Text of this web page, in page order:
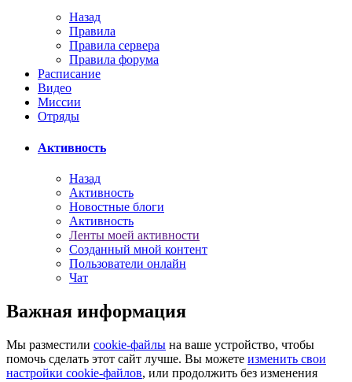
Назад
Правила
Правила сервера
Правила форума
Расписание
Видео
Миссии
Отряды
Активность
Назад
Активность
Новостные блоги
Активность
Ленты моей активности
Созданный мной контент
Пользователи онлайн
Чат
Важная информация
Мы разместили cookie-файлы на ваше устройство, чтобы
помочь сделать этот сайт лучше. Вы можете изменить свои
настройки cookie-файлов, или продолжить без изменения